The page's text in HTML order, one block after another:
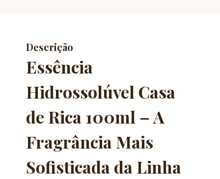
Descrição
Essência
Hidrossolúvel Casa
de Rica 100ml – A
Fragrância Mais
Sofisticada da Linha